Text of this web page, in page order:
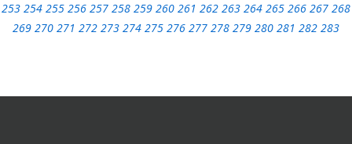
253 254 255 256 257 258 259 260 261 262 263 264 265 266 267 268
269 270 271 272 273 274 275 276 277 278 279 280 281 282 283